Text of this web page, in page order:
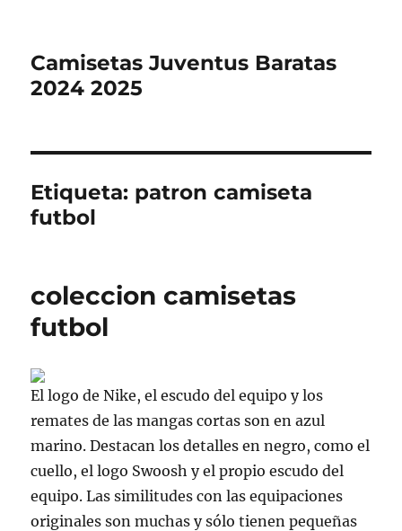
Camisetas Juventus Baratas
2024 2025
Etiqueta: patron camiseta
futbol
coleccion camisetas
futbol
El logo de Nike, el escudo del equipo y los
remates de las mangas cortas son en azul
marino. Destacan los detalles en negro, como el
cuello, el logo Swoosh y el propio escudo del
equipo. Las similitudes con las equipaciones
originales son muchas y sólo tienen pequeñas